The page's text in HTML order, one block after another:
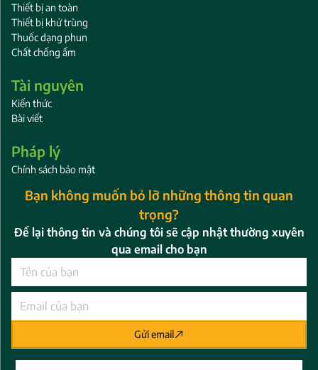
Thiết bị an toàn
Thiết bị khử trùng
Thuốc dạng phun
Chất chống ẩm
Tài nguyên
Kiến thức
Bài viết
Pháp lý
Chính sách bảo mật
Bạn không muốn bỏ lỡ những thông tin quan
trọng?
Để lại thông tin và chúng tôi sẽ cập nhật thường xuyên
qua email cho bạn
Gửi email